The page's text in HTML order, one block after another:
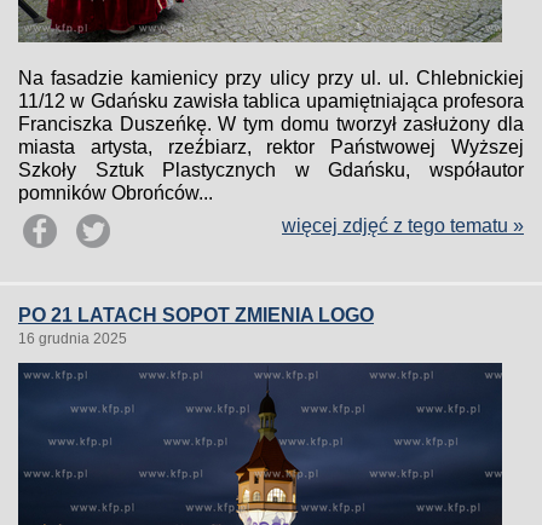
Na fasadzie kamienicy przy ulicy przy ul. ul. Chlebnickiej
11/12 w Gdańsku zawisła tablica upamiętniająca profesora
Franciszka Duszeńkę. W tym domu tworzył zasłużony dla
miasta artysta, rzeźbiarz, rektor Państwowej Wyższej
Szkoły Sztuk Plastycznych w Gdańsku, współautor
pomników Obrońców...
więcej zdjęć z tego tematu »
PO 21 LATACH SOPOT ZMIENIA LOGO
16 grudnia 2025